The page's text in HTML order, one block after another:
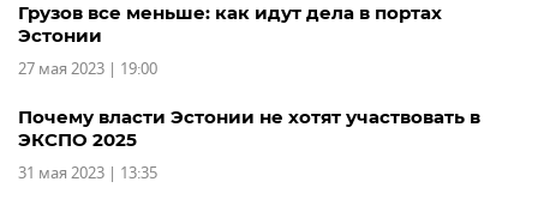
Грузов все меньше: как идут дела в портах
Эстонии
27 мая 2023 | 19:00
Почему власти Эстонии не хотят участвовать в
ЭКСПО 2025
31 мая 2023 | 13:35